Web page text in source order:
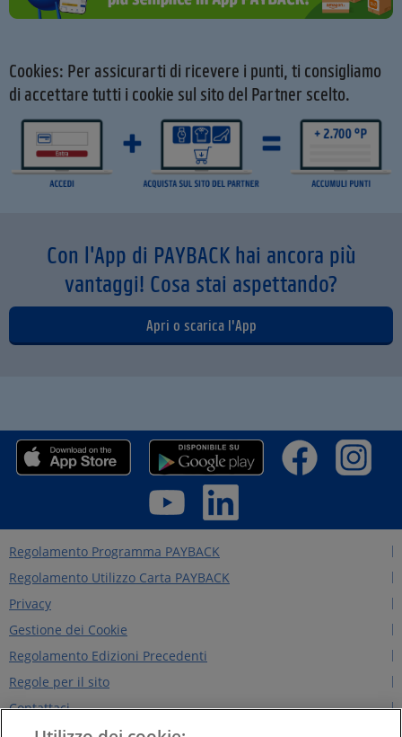
Cookies: Per assicurarti di ricevere i punti, ti consigliamo
di accettare tutti i cookie sul sito del Partner scelto.
Con l'App di PAYBACK hai ancora più
vantaggi! Cosa stai aspettando?
Apri o scarica l'App
Regolamento Programma PAYBACK
Regolamento Utilizzo Carta PAYBACK
Privacy
Gestione dei Cookie
Regolamento Edizioni Precedenti
Regole per il sito
Contattaci
Chi siamo